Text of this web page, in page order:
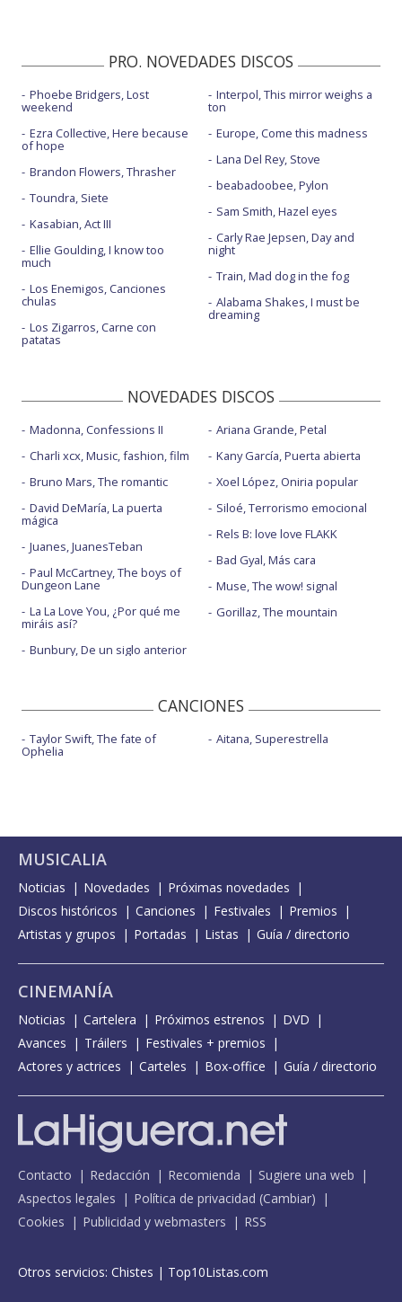
PRO. NOVEDADES DISCOS
Phoebe Bridgers, Lost
weekend
Ezra Collective, Here because
of hope
Brandon Flowers, Thrasher
Toundra, Siete
Kasabian, Act III
Ellie Goulding, I know too
much
Los Enemigos, Canciones
chulas
Los Zigarros, Carne con
patatas
Interpol, This mirror weighs a
ton
Europe, Come this madness
Lana Del Rey, Stove
beabadoobee, Pylon
Sam Smith, Hazel eyes
Carly Rae Jepsen, Day and
night
Train, Mad dog in the fog
Alabama Shakes, I must be
dreaming
NOVEDADES DISCOS
Madonna, Confessions II
Charli xcx, Music, fashion, film
Bruno Mars, The romantic
David DeMaría, La puerta
mágica
Juanes, JuanesTeban
Paul McCartney, The boys of
Dungeon Lane
La La Love You, ¿Por qué me
miráis así?
Bunbury, De un siglo anterior
Ariana Grande, Petal
Kany García, Puerta abierta
Xoel López, Oniria popular
Siloé, Terrorismo emocional
Rels B: love love FLAKK
Bad Gyal, Más cara
Muse, The wow! signal
Gorillaz, The mountain
CANCIONES
Taylor Swift, The fate of
Ophelia
Aitana, Superestrella
MUSICALIA
Noticias Novedades
Próximas novedades
Discos históricos
Canciones Festivales
Premios
Artistas y grupos
Portadas Listas Guía / directorio
CINEMANÍA
Noticias Cartelera Próximos estrenos
DVD
Avances
Tráilers
Festivales + premios
Actores y actrices
Carteles Box-office Guía / directorio
Contacto Redacción Recomienda
Sugiere una web
Aspectos legales
Política de privacidad (Cambiar)
Cookies
Publicidad y webmasters RSS
Otros servicios: Chistes | Top10Listas.com